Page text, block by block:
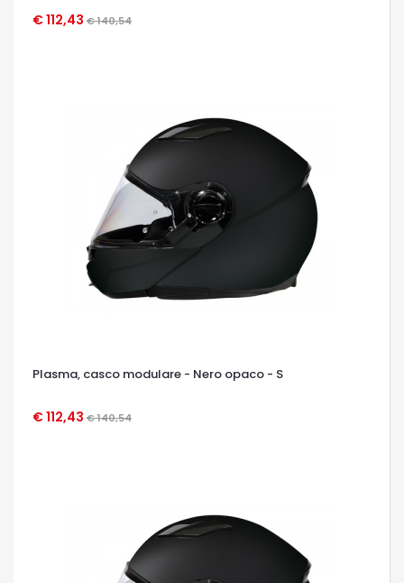
€ 112,43 € 140,54
OCCHIATA VELOCE
Plasma, casco modulare - Nero opaco - S
€ 112,43 € 140,54
OCCHIATA VELOCE